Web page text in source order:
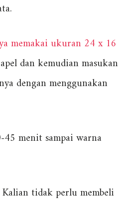
memakai ukuran 24 x 16
dan kemudian masukan
dengan menggunakan
45 menit sampai warna
tidak perlu membeli